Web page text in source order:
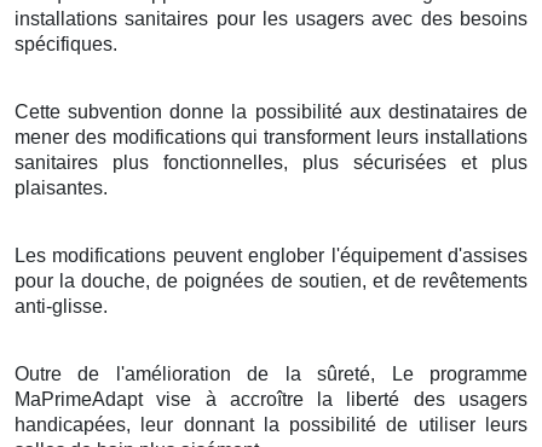
installations sanitaires pour les usagers avec des besoins
spécifiques.
Cette subvention donne la possibilité aux destinataires de
mener des modifications qui transforment leurs installations
sanitaires plus fonctionnelles, plus sécurisées et plus
plaisantes.
Les modifications peuvent englober l'équipement d'assises
pour la douche, de poignées de soutien, et de revêtements
anti-glisse.
Outre de l'amélioration de la sûreté, Le programme
MaPrimeAdapt vise à accroître la liberté des usagers
handicapées, leur donnant la possibilité de utiliser leurs